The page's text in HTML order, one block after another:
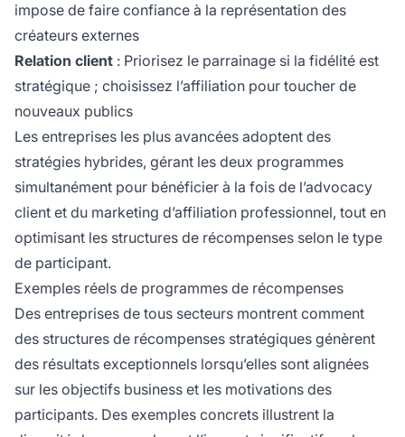
impose de faire confiance à la représentation des
créateurs externes
Relation client : Priorisez le parrainage si la fidélité est
stratégique ; choisissez l’affiliation pour toucher de
nouveaux publics
Les entreprises les plus avancées adoptent des
stratégies hybrides, gérant les deux programmes
simultanément pour bénéficier à la fois de l’advocacy
client et du marketing d’affiliation professionnel, tout en
optimisant les structures de récompenses selon le type
de participant.
Exemples réels de programmes de récompenses
Des entreprises de tous secteurs montrent comment
des structures de récompenses stratégiques génèrent
des résultats exceptionnels lorsqu’elles sont alignées
sur les objectifs business et les motivations des
participants. Des exemples concrets illustrent la